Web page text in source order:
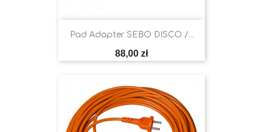
Pad Adapter SEBO DISCO /...
Cena
88,00 zł